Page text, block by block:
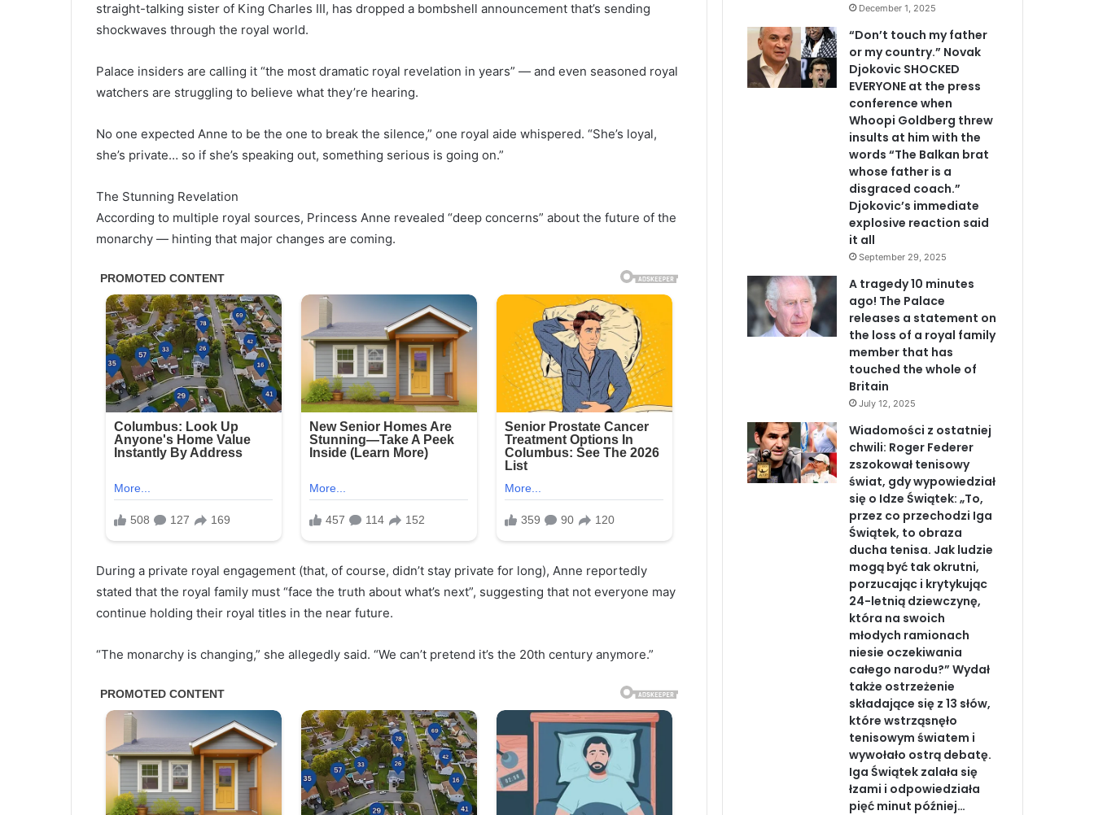
straight-talking sister of King Charles III, has dropped a bombshell announcement that’s sending
shockwaves through the royal world.
Palace insiders are calling it “the most dramatic royal revelation in years” — and even seasoned royal
watchers are struggling to believe what they’re hearing.
No one expected Anne to be the one to break the silence,” one royal aide whispered. “She’s loyal,
she’s private… so if she’s speaking out, something serious is going on.”
The Stunning Revelation
According to multiple royal sources, Princess Anne revealed “deep concerns” about the future of the
monarchy — hinting that major changes are coming.
During a private royal engagement (that, of course, didn’t stay private for long), Anne reportedly
stated that the royal family must “face the truth about what’s next”, suggesting that not everyone may
continue holding their royal titles in the near future.
“The monarchy is changing,” she allegedly said. “We can’t pretend it’s the 20th century anymore.”
December 1, 2025
“Don’t touch my father
or my country.” Novak
Djokovic SHOCKED
EVERYONE at the press
conference when
Whoopi Goldberg threw
insults at him with the
words “The Balkan brat
whose father is a
disgraced coach.”
Djokovic’s immediate
explosive reaction said
it all
September 29, 2025
A tragedy 10 minutes
ago! The Palace
releases a statement on
the loss of a royal family
member that has
touched the whole of
Britain
July 12, 2025
Wiadomości z ostatniej
chwili: Roger Federer
zszokował tenisowy
świat, gdy wypowiedział
się o Idze Świątek: „To,
przez co przechodzi Iga
Świątek, to obraza
ducha tenisa. Jak ludzie
mogą być tak okrutni,
porzucając i krytykując
24-letnią dziewczynę,
która na swoich
młodych ramionach
niesie oczekiwania
całego narodu?” Wydał
także ostrzeżenie
składające się z 13 słów,
które wstrząsnęło
tenisowym światem i
wywołało ostrą debatę.
Iga Świątek zalała się
łzami i odpowiedziała
pięć minut później…